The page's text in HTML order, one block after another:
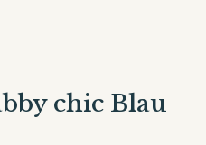
chic Blau